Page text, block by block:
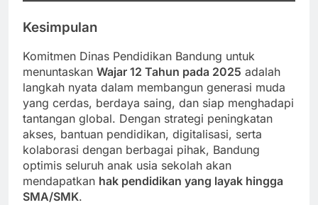
Kesimpulan
Komitmen Dinas Pendidikan Bandung untuk
menuntaskan Wajar 12 Tahun pada 2025 adalah
langkah nyata dalam membangun generasi muda
yang cerdas, berdaya saing, dan siap menghadapi
tantangan global. Dengan strategi peningkatan
akses, bantuan pendidikan, digitalisasi, serta
kolaborasi dengan berbagai pihak, Bandung
optimis seluruh anak usia sekolah akan
mendapatkan hak pendidikan yang layak hingga
SMA/SMK.